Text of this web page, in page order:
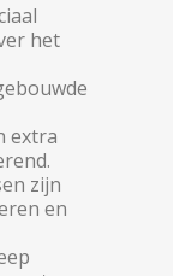
het
extra
zijn
en